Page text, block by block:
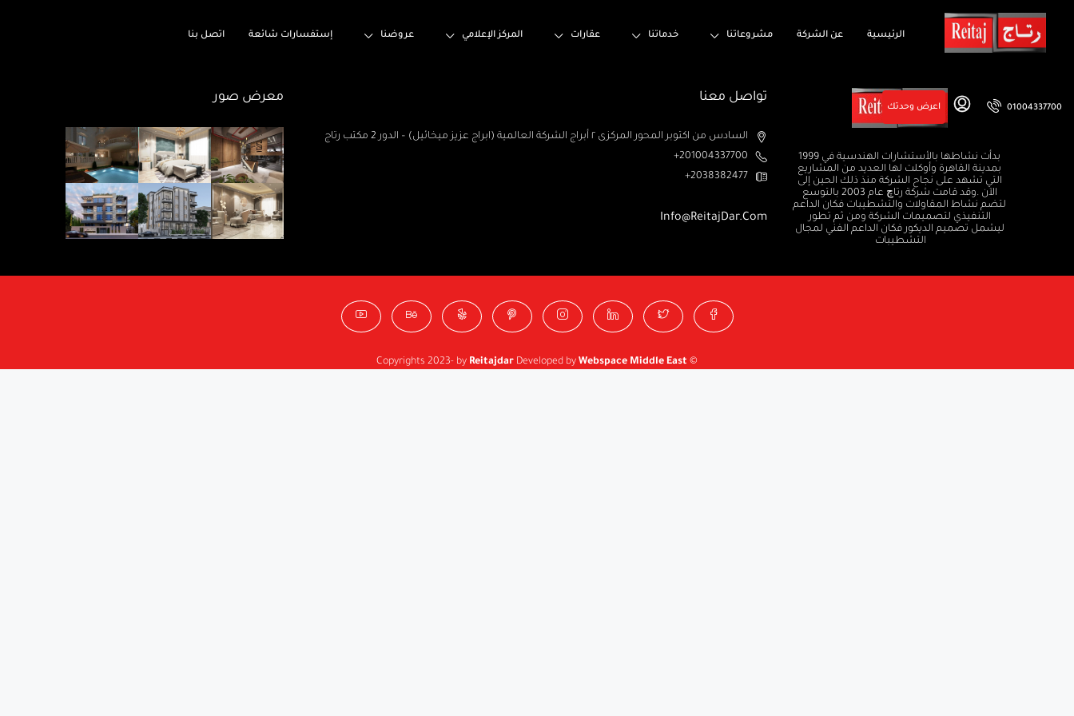
الرئيسية عن الشركة مشروعاتنا خدماتنا عقارات المركز الإعلامي عروضنا إستفسارات شائعة اتصل بنا
01004337700 اعرض وحدتك
بدأت نشاطها بالأستشارات الهندسية في 1999
بمدينة القاهرة وأوكلت لها العديد من المشاريع
التي تشهد على نجاح الشركة منذ ذلك الحين إلى
الآن .وقد قامت شركة رتاچ عام 2003 بالتوسع
لتضم نشاط المقاولات والتشطيبات فكان الداعم
التنفيذي لتصميمات الشركة ومن ثم تطور
ليشمل تصميم الديكور فكان الداعم الفني لمجال
التشطيبات
تواصل معنا
السادس من اكتوبر المحور المركزى ٢ أبراج الشركة العالمية (ابراج عزيز ميخائيل) – الدور 2 مكتب رتاج
201004337700+
2038382477+
Info@ReitajDar.com
معرض صور
© Copyrights 2023- by
Reitajdar Developed by Webspace Middle East